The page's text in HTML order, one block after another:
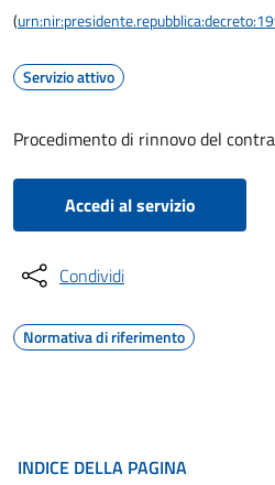
(
Servizio attivo
Procedimento di rinnovo del
Accedi al servizio
Condividi
Normativa di riferimento
INDICE DELLA PAGINA